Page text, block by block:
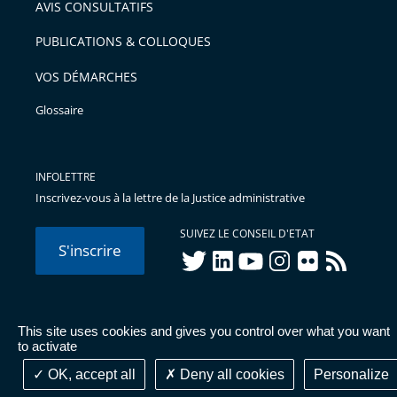
This site uses cookies and gives you control over what you want
to activate
OK, accept all
Deny all cookies Personalize
avant
AVIS CONSULTATIFS
PUBLICATIONS & COLLOQUES
VOS DÉMARCHES
Glossaire
INFOLETTRE
Inscrivez-vous à la lettre de la Justice administrative
S'inscrire
SUIVEZ LE CONSEIL D'ETAT
twitterlinkedInyoutubeinstagram
flickr rss
© Conseil d'État 2026 - Mentions légales
Données
personnelles-Publications administratives-Accessibilité :
partiellement conforme